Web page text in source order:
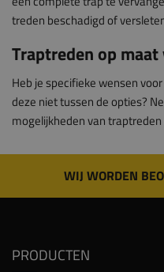
treden beschadigd of
Traptreden op
Heb je specifieke wensen
deze niet tussen de opties?
mogelijkheden van
WIJ WORDEN
PRODUCTEN